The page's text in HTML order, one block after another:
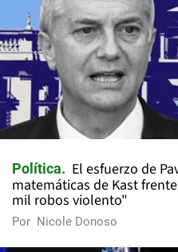
Política
El esfuerzo de
matemáticas de Kast
mil robos violento"
Por Nicole Donoso